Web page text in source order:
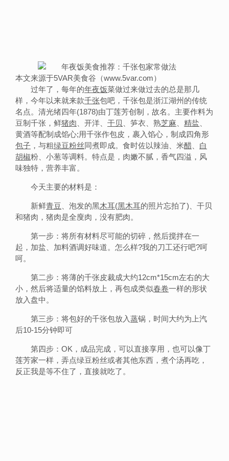
本文来源于5VAR美食谷（www.5var.com）
过年了，每年的年夜饭菜做过来做过去的总是那几
样，今年以来就来款千张包吧，千张包是浙江湖州的传统
名点。清光绪四年(1878)由丁莲芳创制，故名。主要作料为
豆制千张，鲜猪肉 、开洋、 干贝 、笋衣、熟芝麻 精盐
黄酒等配制成馅心;用千张作包皮，裹入馅心，制成四角形
包子 ，与粗绿豆粉丝同煮即成。食时佐以辣油、米醋
白
胡椒粉、小葱等调料。特点是，肉嫩不腻，香气四溢，风
味独特，营养丰富。
今天主要的材料是：
新鲜青豆 、泡发的黑木耳(黑木耳的照片忘拍了)、干贝
和猪肉，猪肉是全廋肉，没有肥肉。
第一步：将所有材料尽可能的切碎，然后搅拌在一
起，加盐、加料酒调好味道。怎么样?我的刀工还行吧?呵
呵。
第二步：将薄的千张皮裁成大约12cm*15cm左右的大
小，然后将适量的馅料放上，再包成类似春卷一样的形状
放入盘中。
第三步：将包好的千张包放入蒸锅，时间大约为上汽
后10-15分钟即可
第四步：OK，成品完成，可以直接享用，也可以像丁
莲芳家一样，弄点绿豆粉丝或者其他东西，煮个汤再吃，
反正我是等不住了，直接就吃了。